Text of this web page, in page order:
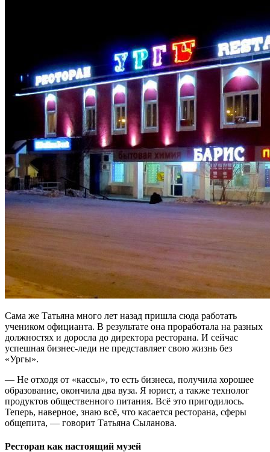
Сама же Татьяна много лет назад пришла сюда работать
учеником официанта. В результате она проработала на разных
должностях и доросла до директора ресторана. И сейчас
успешная бизнес-леди не представляет свою жизнь без
«Ургы».
— Не отходя от «кассы», то есть бизнеса, получила хорошее
образование, окончила два вуза. Я юрист, а также технолог
продуктов общественного питания. Всё это пригодилось.
Теперь, наверное, знаю всё, что касается ресторана, сферы
общепита, — говорит Татьяна Сыланова.
Ресторан как настоящий музей